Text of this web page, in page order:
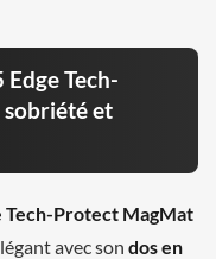
Edge Tech-
et
Tech-Protect MagMat
avec son dos en